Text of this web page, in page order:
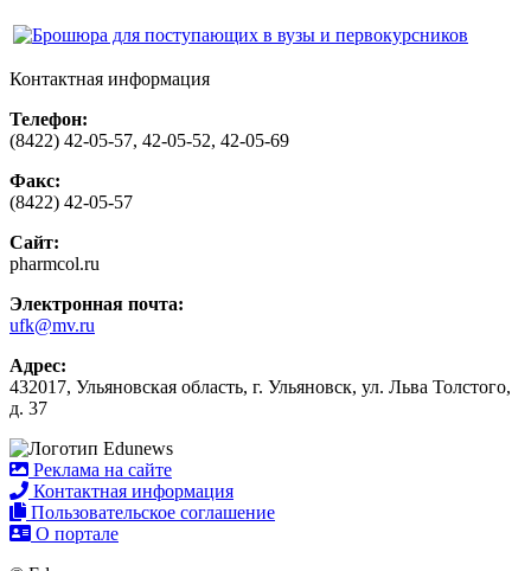
Контактная информация
Телефон:
(8422) 42-05-57, 42-05-52, 42-05-69
Факс:
(8422) 42-05-57
Сайт:
pharmcol.ru
Электронная почта:
ufk@mv.ru
Адрес:
432017, Ульяновская область, г. Ульяновск, ул. Льва Толстого,
д. 37
Реклама на сайте
Контактная информация
Пользовательское соглашение
О портале